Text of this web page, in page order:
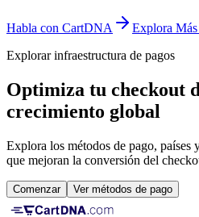
Habla con CartDNA
Explora
Explorar infraestructura de pagos
Optimiza tu checkout
crecimiento global
Explora los métodos de pago, países
que mejoran la conversión del
Comenzar Ver métodos de pago